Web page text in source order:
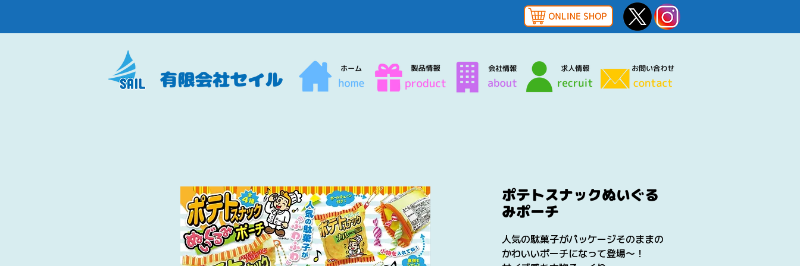
ポテトスナックぬいぐる
みポーチ
人気の駄菓子がパッケージそのままの
かわいいポーチになって登場〜！